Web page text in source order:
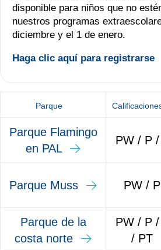
disponible para niños que no
nuestros programas
diciembre y el 1 de enero.
Haga clic aquí para registrarse
Parque
Parque Flamingo
en PAL
PW / P
Parque Muss PW / P
Parque de la
costa norte
PW / P
/ PT